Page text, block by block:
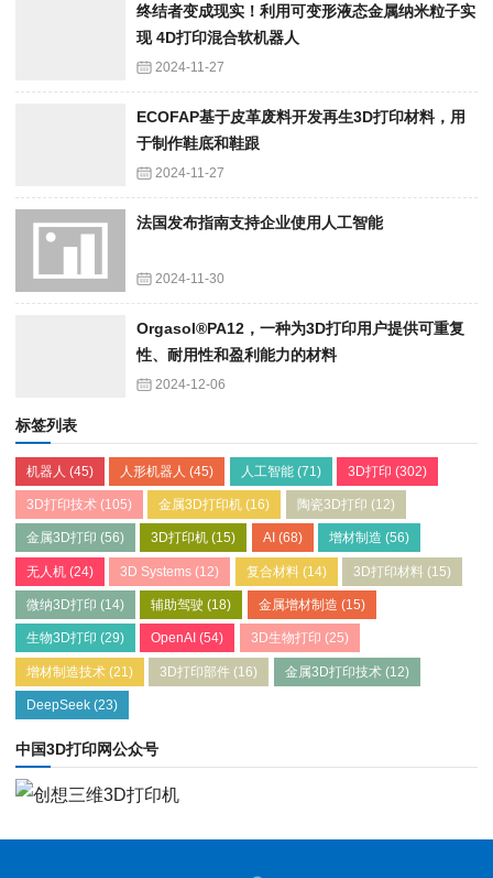
终结者变成现实！利用可变形液态金属纳米粒子实
现 4D打印混合软机器人
2024-11-27
ECOFAP基于皮革废料开发再生3D打印材料，用
于制作鞋底和鞋跟
2024-11-27
法国发布指南支持企业使用人工智能
2024-11-30
Orgasol®PA12，一种为3D打印用户提供可重复
性、耐用性和盈利能力的材料
2024-12-06
标签列表
机器人 (45) 人形机器人 (45) 人工智能(71) 3D打印 (302)
3D打印技术 (105) 金属3D打印机 (16) 陶瓷3D打印 (12)
金属3D打印 (56) 3D打印机 (15) AI (68) 增材制造 (56)
无人机 (24) 3D Systems (12) 复合材料(14) 3D打印材料 (15)
微纳3D打印 (14) 辅助驾驶 (18) 金属增材制造 (15)
生物3D打印 (29) OpenAI (54) 3D生物打印 (25)
增材制造技术 (21) 3D打印部件 (16) 金属3D打印技术(12)
DeepSeek (23)
中国3D打印网公众号